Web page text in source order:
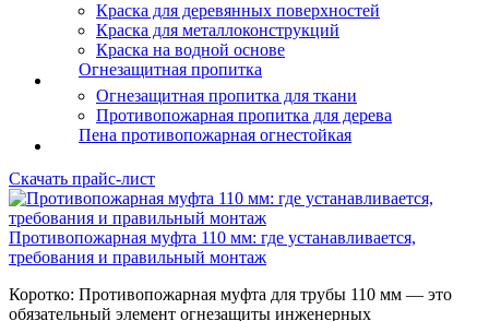
Краска для деревянных поверхностей
Краска для металлоконструкций
Краска на водной основе
Огнезащитная пропитка
Огнезащитная пропитка для ткани
Противопожарная пропитка для дерева
Пена противопожарная огнестойкая
Скачать прайс-лист
Противопожарная муфта 110 мм: где устанавливается,
требования и правильный монтаж
Коротко: Противопожарная муфта для трубы 110 мм — это
обязательный элемент огнезащиты инженерных